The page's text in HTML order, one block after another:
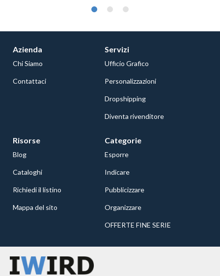
Azienda
Chi Siamo
Contattaci
Servizi
Ufficio Grafico
Personalizzazioni
Dropshipping
Diventa rivenditore
Risorse
Blog
Cataloghi
Richiedi il listino
Mappa del sito
Categorie
Esporre
Indicare
Pubblicizzare
Organizzare
OFFERTE FINE SERIE